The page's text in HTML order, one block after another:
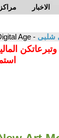
مراكز الاخبار
شلبى - Post-Perception: An Introduction to a New Art Movement for the Digital Age
وتبرعاتكن